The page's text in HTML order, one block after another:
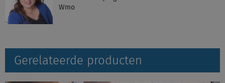
Wmo
Gerelateerde producten